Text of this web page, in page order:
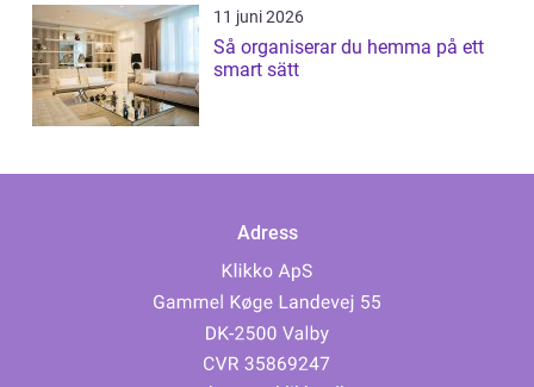
11 juni 2026
Så organiserar du hemma på ett
smart sätt
Adress